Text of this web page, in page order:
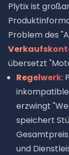
Plytix ist
Problem des
übersetzt
Regelwerk:
erzwingt
speichert
und